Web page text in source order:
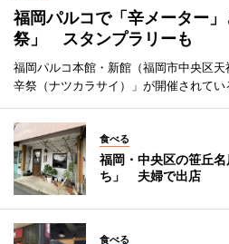
福岡パルコで「辛メーター
祭」 スタンプラリーも
福岡パルコ本館・新館（福岡市中央区
辛祭（ナツカラサイ）」が開催されてい
食べる
福岡・中央区の笹丘
ち」 夫婦で出店
食べる